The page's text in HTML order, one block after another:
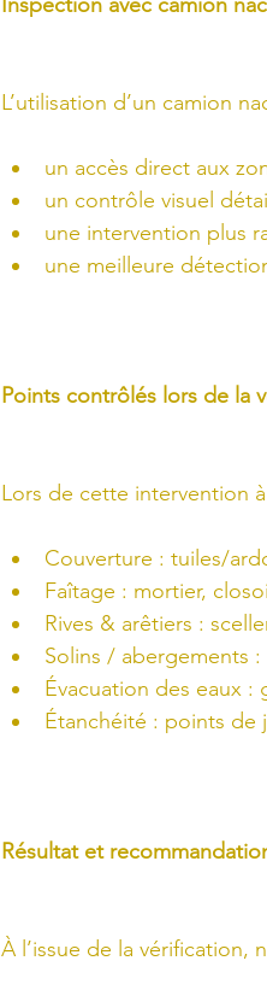
L’utilisation d’un camion
un accès direct aux
un contrôle visuel
une intervention plus
une meilleure
Points contrôlés lors de la
Lors de cette intervention
Couverture : tuiles/
Faîtage : mortier,
Rives & arêtiers :
Solins / abergements
Évacuation des eaux :
Étanchéité : points de
Résultat et
À l’issue de la vérification,